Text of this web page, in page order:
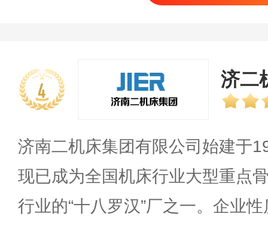
4 济二
济南二机床集团有限公司始建于
现已成为全国机床行业大型重点
行业的“十八罗汉”厂之一。企业